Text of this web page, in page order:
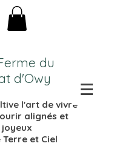
du
d'Owy
l'art de vivre
alignés et
joyeux
Terre et Ciel